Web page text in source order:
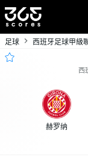
足球 西班牙足球甲級
西
赫罗纳